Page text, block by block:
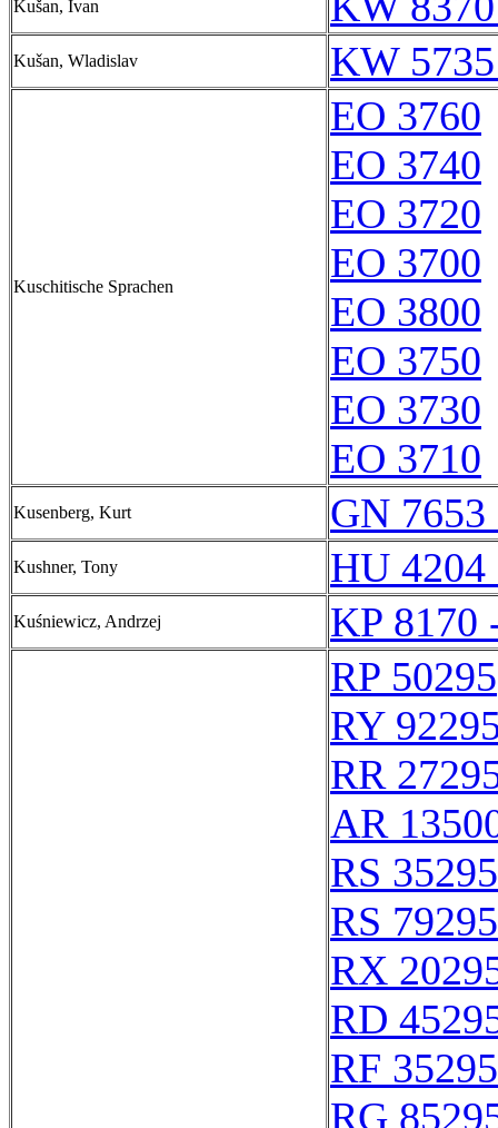
Kušan, Ivan
Kušan, Wladislav KW
Kuschitische Sprachen
EO 3760
EO 3740
EO 3720
EO 3700
EO 3800
EO 3750
EO 3730
EO 3710
Kusenberg, Kurt GN
Kushner, Tony HU
Kuśniewicz, Andrzej
KP 8170
RP 50295
RY
RR
AR
RS 35295
RS 79295
RX
RD
RF 35295
RG